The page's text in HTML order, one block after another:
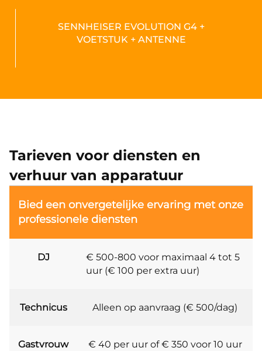
SENNHEISER EVOLUTION G4 +
VOETSTUK + ANTENNE
Tarieven voor diensten en
verhuur van apparatuur
Bied een onvergetelijke ervaring met onze
professionele diensten
DJ
€ 500-800 voor maximaal 4 tot 5
uur (€ 100 per extra uur)
Technicus Alleen op aanvraag (€ 500/dag)
Gastvrouw € 40 per uur of € 350 voor 10 uur